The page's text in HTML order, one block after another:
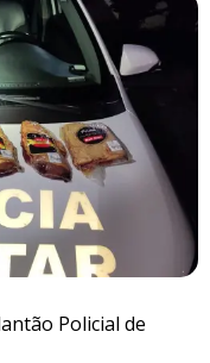
Policial de